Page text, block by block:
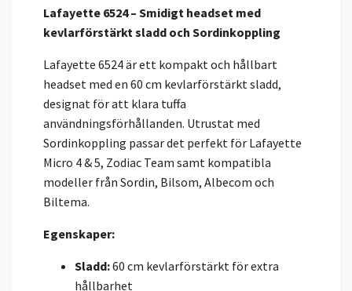
Lafayette 6524 – Smidigt headset med
kevlarförstärkt sladd och Sordinkoppling
Lafayette 6524 är ett kompakt och hållbart
headset med en 60 cm kevlarförstärkt sladd,
designat för att klara tuffa
användningsförhållanden. Utrustat med
Sordinkoppling passar det perfekt för Lafayette
Micro 4 & 5, Zodiac Team samt kompatibla
modeller från Sordin, Bilsom, Albecom och
Biltema.
Egenskaper:
Sladd:60 cm kevlarförstärkt för extra
hållbarhet